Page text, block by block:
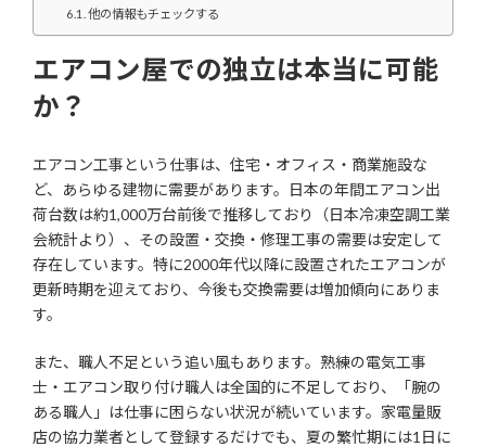
他の情報もチェックする
エアコン屋での独立は本当に可能
か？
エアコン工事という仕事は、住宅・オフィス・商業施設な
ど、あらゆる建物に需要があります。日本の年間エアコン出
荷台数は約1,000万台前後で推移しており（日本冷凍空調工業
会統計より）、その設置・交換・修理工事の需要は安定して
存在しています。特に2000年代以降に設置されたエアコンが
更新時期を迎えており、今後も交換需要は増加傾向にありま
す。
また、職人不足という追い風もあります。熟練の電気工事
士・エアコン取り付け職人は全国的に不足しており、「腕の
ある職人」は仕事に困らない状況が続いています。家電量販
店の協力業者として登録するだけでも、夏の繁忙期には1日に